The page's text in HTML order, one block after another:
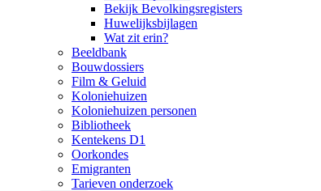
Bekijk Bevolkingsregisters
Huwelijksbijlagen
Wat zit erin?
Beeldbank
Bouwdossiers
Film & Geluid
Koloniehuizen
Koloniehuizen personen
Bibliotheek
Kentekens D1
Oorkondes
Emigranten
Tarieven onderzoek